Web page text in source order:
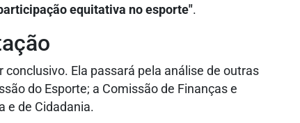
equitativa no esporte".
Ela passará pela análise de outras
do Esporte; a Comissão de Finanças e
e de Cidadania.